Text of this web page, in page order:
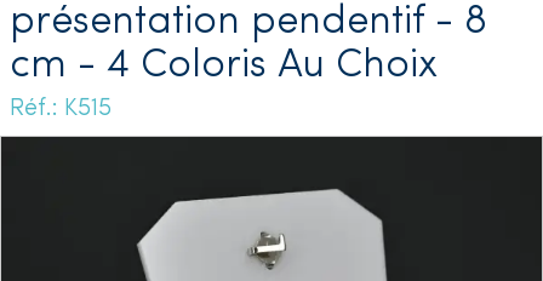
présentation pendentif - 8
cm - 4 Coloris Au Choix
Réf.: K515